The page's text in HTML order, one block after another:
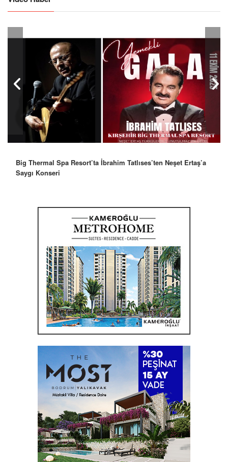
Big Thermal Spa Resort’ta İbrahim Tatlıses’ten Neşet Ertaş’a
Saygı Konseri